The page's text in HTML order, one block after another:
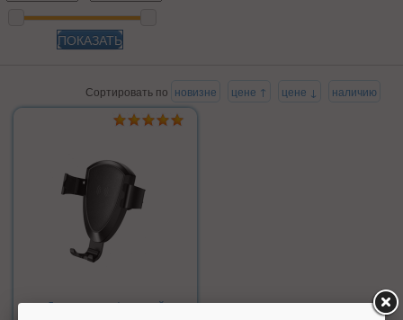
ПОКАЗАТЬ
Сортировать по новизне цене ↑ цене ↓ наличию
Держатель с функцией